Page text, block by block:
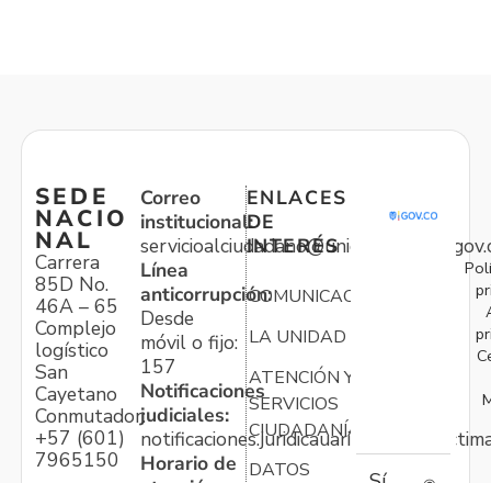
SEDE
NACIO
NAL
Carrera
85D No.
46A – 65
Complejo
logístico
San
Cayetano
Conmutador:
+57 (601)
7965150
Correo
institucional:
Línea
anticorrupción:
Desde
móvil o fijo:
157
Notificaciones
judiciales:
Horario de
ENLACES
DE
INTERÉS
COMUNICACIONES
LA UNIDAD
ATENCIÓN Y
SERVICIOS
CIUDADANÍA
DATOS